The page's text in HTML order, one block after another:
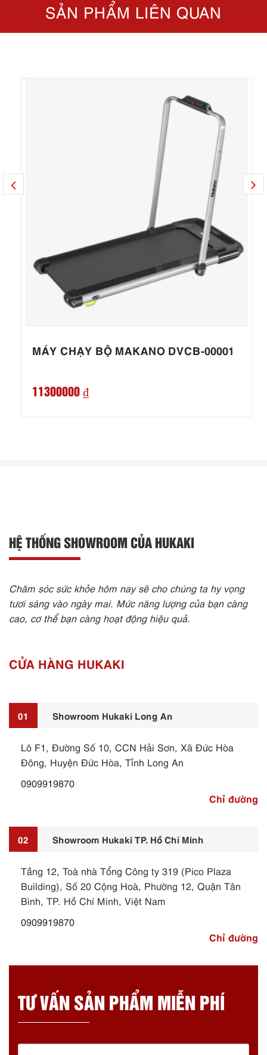
SẢN PHẨM LIÊN QUAN
MÁY CHẠY BỘ MAKANO DVCB-00001
11300000 ₫
HỆ THỐNG SHOWROOM CỦA HUKAKI
Chăm sóc sức khỏe hôm nay sẽ cho chúng ta hy vọng
tươi sáng vào ngày mai. Mức năng lượng của bạn càng
cao, cơ thể bạn càng hoạt động hiệu quả.
CỬA HÀNG HUKAKI
01 Showroom Hukaki Long An
Lô F1, Đường Số 10, CCN Hải Sơn, Xã Đức Hòa
Đông, Huyện Đức Hòa, Tỉnh Long An
0909919870
Chỉ đường
02 Showroom Hukaki TP. Hồ Chí Minh
Tầng 12, Toà nhà Tổng Công ty 319 (Pico Plaza
Building), Số 20 Cộng Hoà, Phường 12, Quận Tân
Bình, TP. Hồ Chí Minh, Việt Nam
0909919870
Chỉ đường
TƯ VẤN SẢN PHẨM MIỄN PHÍ